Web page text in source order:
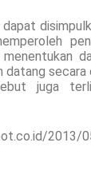
datang
juga
2013/